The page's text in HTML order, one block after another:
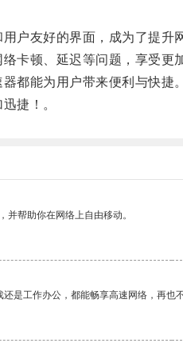
友好的界面，成为了提升
顿、延迟等问题，享受更
能为用户带来便利与快捷。
捷！。
帮助你在网络上自由移动。
是工作办公，都能畅享高速网络，再